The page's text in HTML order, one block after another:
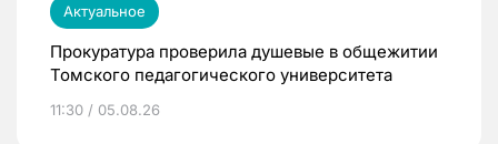
Актуальное
Прокуратура проверила душевые в общежитии
Томского педагогического университета
11:30 / 05.08.26